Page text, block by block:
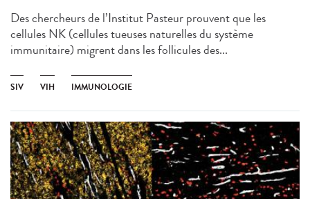
Des chercheurs de l’Institut Pasteur prouvent que les
cellules NK (cellules tueuses naturelles du système
immunitaire) migrent dans les follicules des...
SIV VIH IMMUNOLOGIE